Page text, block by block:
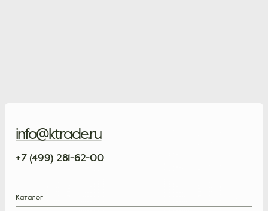
info@ktrade.ru
+7 (499) 281-62-00
Каталог